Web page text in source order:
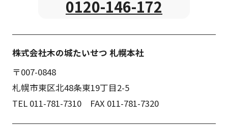
0120-146-172
株式会社木の城たいせつ 札幌本社
〒007-0848
札幌市東区北48条東19丁目2-5
TEL 011-781-7310 FAX 011-781-7320